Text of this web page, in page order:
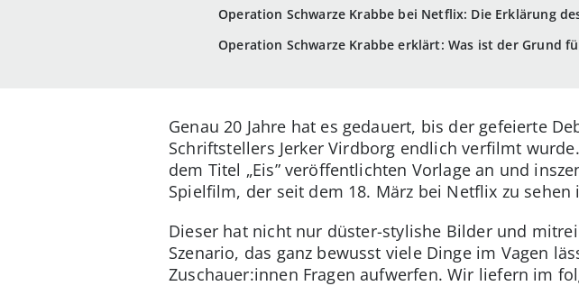
Operation Schwarze Krabbe bei Netflix: Die Erklärung
Operation Schwarze Krabbe erklärt: Was ist der Grund
Genau 20 Jahre hat es gedauert, bis der gefeierte
Schriftstellers Jerker Virdborg endlich verfilmt
dem Titel „Eis” veröffentlichten Vorlage an und
Spielfilm, der seit dem 18. März bei Netflix zu sehen
Dieser hat nicht nur düster-stylishe Bilder und
Szenario, das ganz bewusst viele Dinge im Vagen
Zuschauer:innen Fragen aufwerfen. Wir liefern im